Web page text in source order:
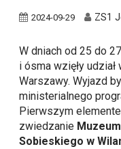
2024-09-29 ZS1
W dniach od 25 do
i ósma wzięły
Warszawy. Wyjazd
ministerialnego
Pierwszym
zwiedzanie
Sobieskiego w